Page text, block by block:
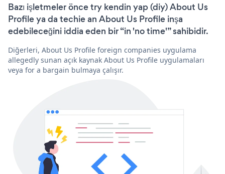
Bazı işletmeler önce try kendin yap (diy) About Us
Profile ya da techie an About Us Profile inşa
edebileceğini iddia eden bir “in 'no time'” sahibidir.
Diğerleri, About Us Profile foreign companies uygulama
allegedly sunan açık kaynak About Us Profile uygulamaları
veya for a bargain bulmaya çalışır.